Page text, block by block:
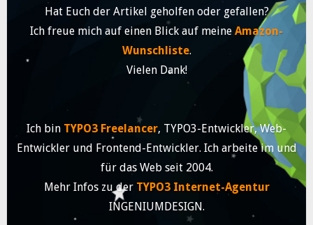
Hat Euch der Artikel geholfen oder gefallen?
Ich freue mich auf einen Blick auf meine Amazon-
Wunschliste.
Vielen Dank!
Ich bin TYPO3 Freelancer, TYPO3-Entwickler, Web-
Entwickler und Frontend-Entwickler. Ich arbeite im und
für das Web seit 2004.
Mehr Infos zu der TYPO3 Internet-Agentur
INGENIUMDESIGN.